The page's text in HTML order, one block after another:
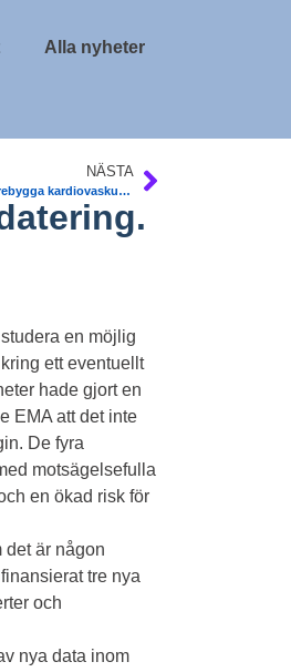
Alla nyheter
NÄSTA
Viktminskning vid diabetes kunde inte förebygga kardiovaskulär sjukdom vid typ 2 diabetes – Lärdomar från Look AHEAD studien
en möjlig
ett eventuellt
hade gjort en
EMA att det inte
De fyra
motsägelsefulla
en ökad risk för
det är någon
tre nya
och
nya data inom